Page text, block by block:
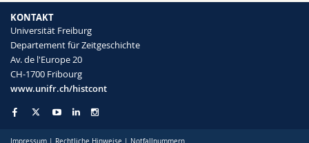
KONTAKT
Universität Freiburg
Departement für Zeitgeschichte
Av. de l'Europe 20
CH-1700 Fribourg
www.unifr.ch/histcont